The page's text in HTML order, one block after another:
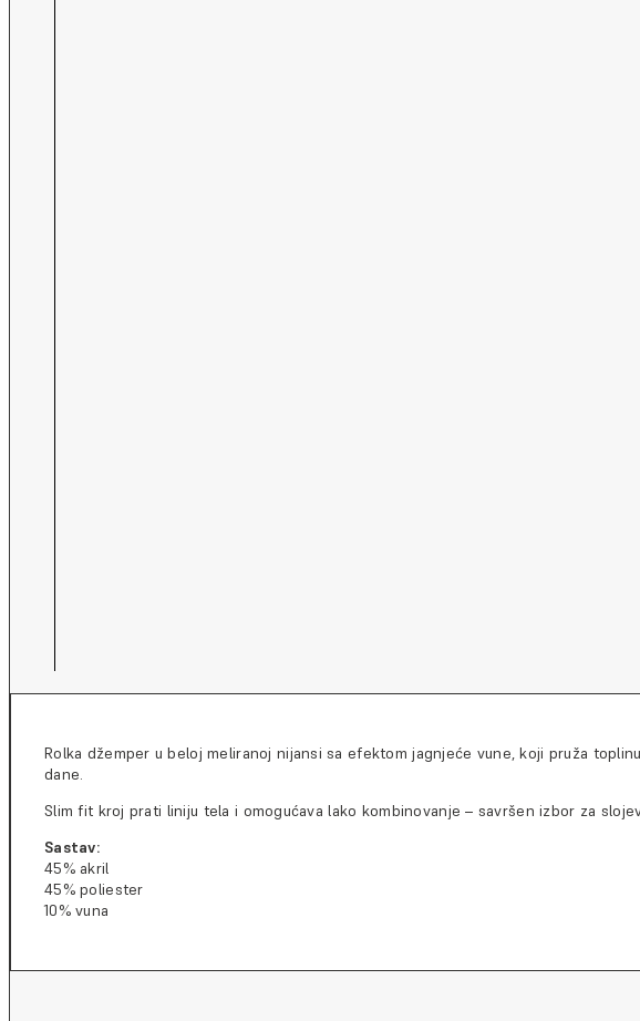
Rolka džemper u beloj meliranoj nijansi sa efektom jagnjeće vune, koji pruža
dane.
Slim fit kroj prati liniju tela i omogućava lako kombinovanje – savršen izbor za
Sastav:
45% akril
45% poliester
10% vuna